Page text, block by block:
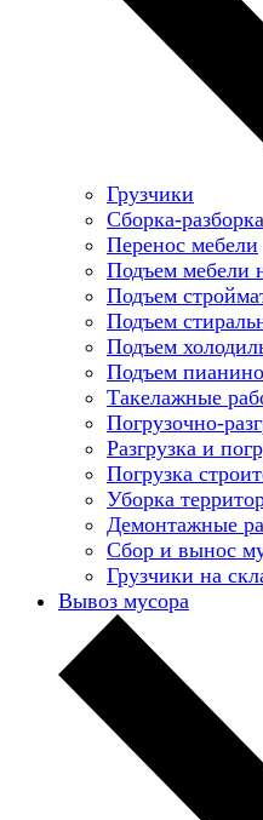
Грузчики
Сборка-
Перенос мебели
Подъем мебели
Подъем
Подъем
Подъем
Подъем пианино
Такелажные
Погрузочно-
Разгрузка и
Погрузка
Уборка
Демонтажные
Сбор и вынос
Грузчики на
Вывоз мусора